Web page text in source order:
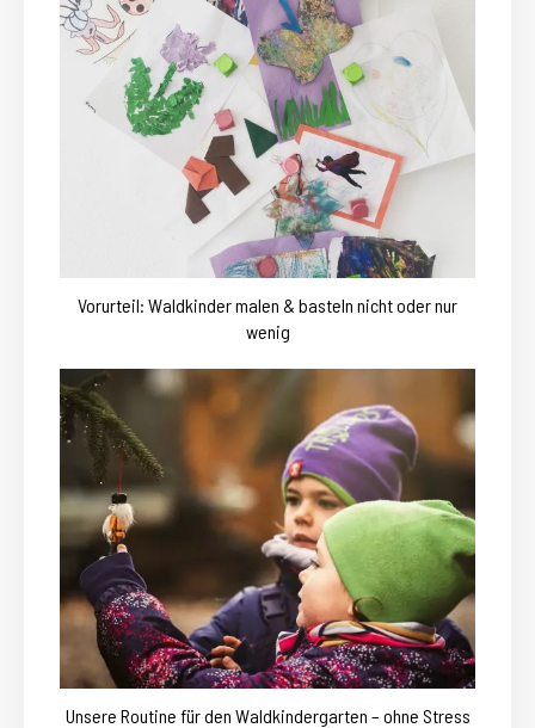
Vorurteil: Waldkinder malen & basteln nicht oder nur
wenig
Unsere Routine für den Waldkindergarten – ohne Stress